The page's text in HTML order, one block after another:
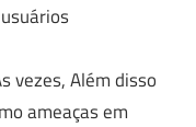
vezes, Além disso
ameaças em